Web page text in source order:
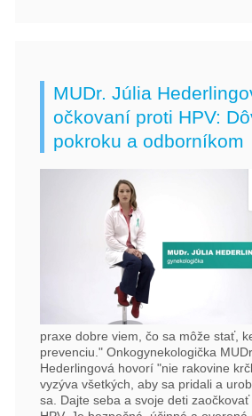
MUDr. Júlia
očkovaní proti HPV:
pokroku a odborníkom
praxe dobre viem, čo sa môže stať,
prevenciu." Onkogynekologička
Hederlingová hovorí "nie rakovine
vyzýva všetkých, aby sa pridali a
sa. Dajte seba a svoje deti